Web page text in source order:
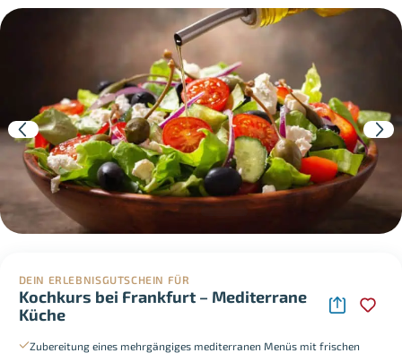
DEIN ERLEBNISGUTSCHEIN FÜR
Kochkurs bei Frankfurt – Mediterrane
Küche
Zubereitung eines mehrgängiges mediterranen Menüs mit frischen